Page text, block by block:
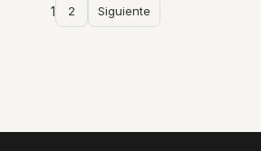
1 2 Siguiente